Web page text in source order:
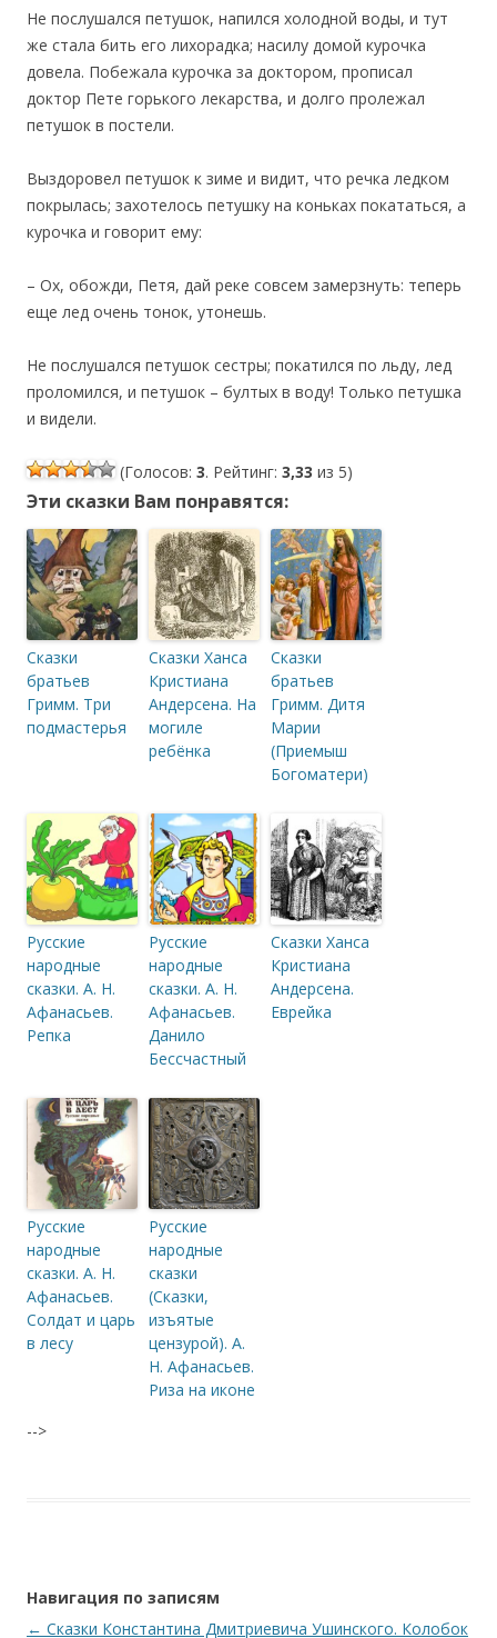
Не послушался петушок, напился холодной воды, и тут
же стала бить его лихорадка; насилу домой курочка
довела. Побежала курочка за доктором, прописал
доктор Пете горького лекарства, и долго пролежал
петушок в постели.
Выздоровел петушок к зиме и видит, что речка ледком
покрылась; захотелось петушку на коньках покататься, а
курочка и говорит ему:
– Ох, обожди, Петя, дай реке совсем замерзнуть: теперь
еще лед очень тонок, утонешь.
Не послушался петушок сестры; покатился по льду, лед
проломился, и петушок – бултых в воду! Только петушка
и видели.
(Голосов: 3. Рейтинг: 3,33 из 5)
Эти сказки Вам понравятся:
Сказки
братьев
Гримм. Три
подмастерья
Сказки Ханса
Кристиана
Андерсена. На
могиле
ребёнка
Сказки
братьев
Гримм. Дитя
Марии
(Приемыш
Богоматери)
Русские
народные
сказки. А. Н.
Афанасьев.
Репка
Русские
народные
сказки. А. Н.
Афанасьев.
Данило
Бессчастный
Сказки Ханса
Кристиана
Андерсена.
Еврейка
Русские
народные
сказки. А. Н.
Афанасьев.
Солдат и царь
в лесу
Русские
народные
сказки
(Сказки,
изъятые
цензурой). А.
Н. Афанасьев.
Риза на иконе
-->
Навигация по записям
← Сказки Константина Дмитриевича Ушинского. Колобок